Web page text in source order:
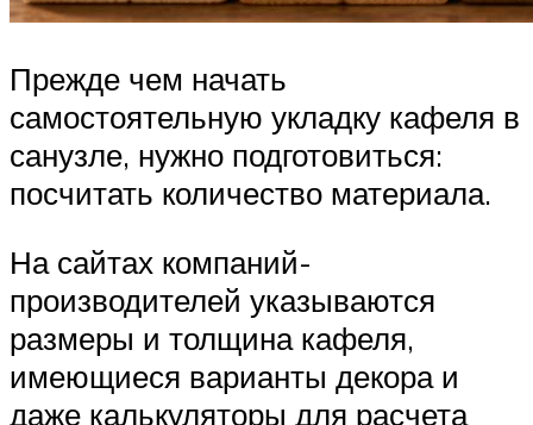
Прежде чем начать
самостоятельную укладку кафеля в
санузле, нужно подготовиться:
посчитать количество материала.
На сайтах компаний-
производителей указываются
размеры и толщина кафеля,
имеющиеся варианты декора и
даже калькуляторы для расчета